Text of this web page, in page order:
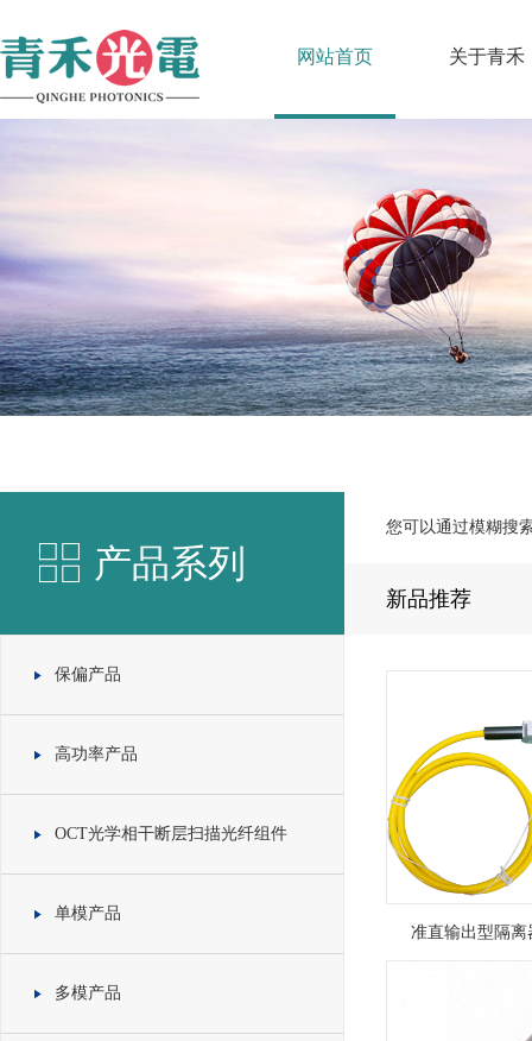
网站首页 关于青禾
产品系列
保偏产品
高功率产品
OCT光学相干断层扫描光纤组件
单模产品
多模产品
您可以通过模糊搜
新品推荐
准直输出型隔离